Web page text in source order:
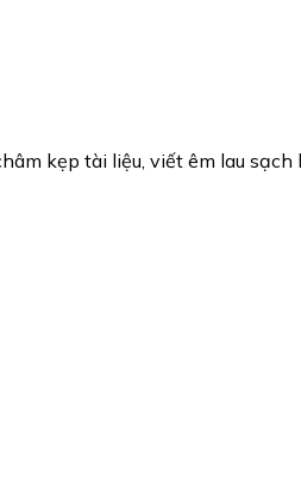
kẹp tài liệu, viết êm lau sạch